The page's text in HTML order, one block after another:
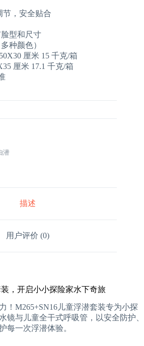
节，安全贴合
型和尺寸
种颜色）
厘米 15 千克/箱
厘米 17.1 千克/箱
潜
描述
用户评价 (0)
，开启小小探险家水下奇旅
！M265+SN16儿童浮潜套装专为小探
镜与儿童全干式呼吸管，以安全防护、
每一次浮潜体验。